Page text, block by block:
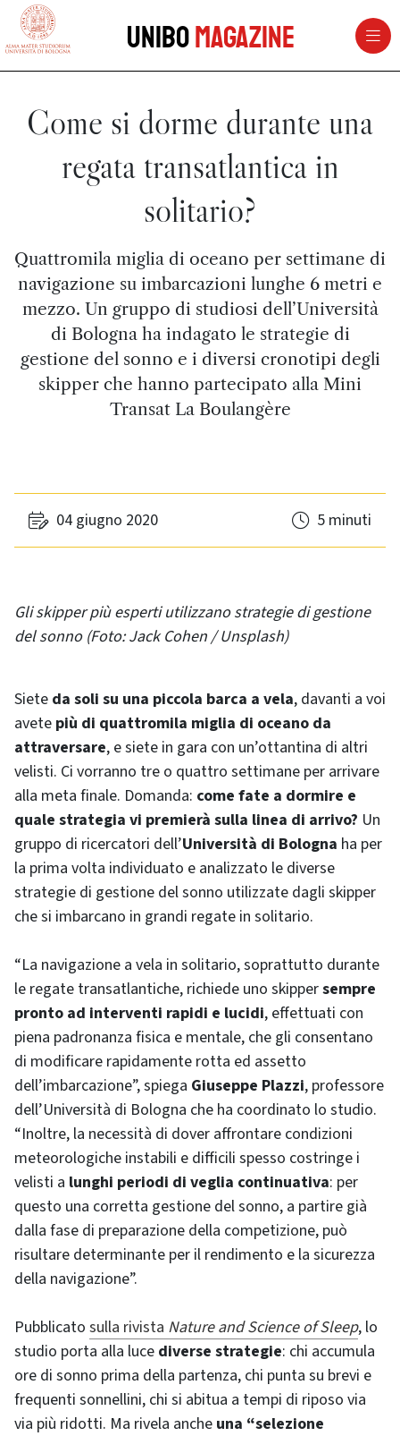
vai al contenuto della pagina
UniboMagazine
Come si dorme durante una
regata transatlantica in
solitario?
Quattromila miglia di oceano per settimane di
navigazione su imbarcazioni lunghe 6 metri e
mezzo. Un gruppo di studiosi dell’Università
di Bologna ha indagato le strategie di
gestione del sonno e i diversi cronotipi degli
skipper che hanno partecipato alla Mini
Transat La Boulangère
04 giugno 2020 5 minuti
Gli skipper più esperti utilizzano strategie di gestione
del sonno (Foto: Jack Cohen / Unsplash)
Siete da soli su una piccola barca a vela, davanti a voi
avete più di quattromila miglia di oceano da
attraversare, e siete in gara con un’ottantina di altri
velisti. Ci vorranno tre o quattro settimane per arrivare
alla meta finale. Domanda: come fate a dormire e
quale strategia vi premierà sulla linea di arrivo? Un
gruppo di ricercatori dell’Università di Bologna ha per
la prima volta individuato e analizzato le diverse
strategie di gestione del sonno utilizzate dagli skipper
che si imbarcano in grandi regate in solitario.
“La navigazione a vela in solitario, soprattutto durante
le regate transatlantiche, richiede uno skippersempre
pronto ad interventi rapidi e lucidi, effettuati con
piena padronanza fisica e mentale, che gli consentano
di modificare rapidamente rotta ed assetto
dell’imbarcazione”, spiega Giuseppe Plazzi, professore
dell’Università di Bologna che ha coordinato lo studio.
“Inoltre, la necessità di dover affrontare condizioni
meteorologiche instabili e difficili spesso costringe i
velisti a lunghi periodi di veglia continuativa: per
questo una corretta gestione del sonno, a partire già
dalla fase di preparazione della competizione, può
risultare determinante per il rendimento e la sicurezza
della navigazione”.
Pubblicato sulla rivista Nature and Science of Sleep, lo
studio porta alla luce diverse strategie: chi accumula
ore di sonno prima della partenza, chi punta su brevi e
frequenti sonnellini, chi si abitua a tempi di riposo via
via più ridotti. Ma rivela anche una “selezione